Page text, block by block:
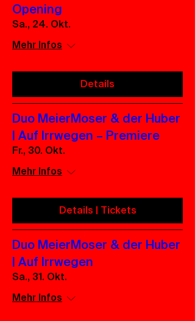
Opening
Sa., 24. Okt.
Mehr Infos
Details
Duo MeierMoser & der Huber
| Auf Irrwegen – Premiere
Fr., 30. Okt.
Mehr Infos
Details | Tickets
Duo MeierMoser & der Huber
| Auf Irrwegen
Sa., 31. Okt.
Mehr Infos